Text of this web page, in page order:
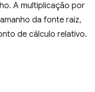
A multiplicação por
da fonte raiz,
de cálculo relativo.